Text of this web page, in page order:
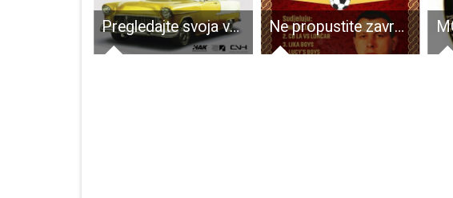
Pregledajte svoja vozila Ne propustite završnicu Memorijalnog nogometnog turnira Nikola Zdunić Harga